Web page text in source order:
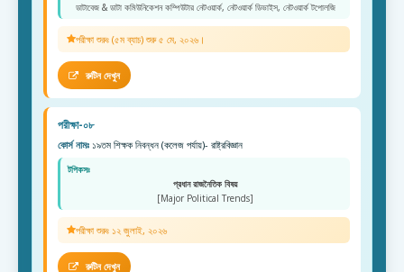
ডাটাবেজ & ডাটা কমিউনিকেশন কম্পিউটার নেটওয়ার্ক, নেটওয়ার্ক ডিভাইস, নেটওয়ার্ক টপোলজি
পরীক্ষা শুরুঃ (৫ম ব্যাচ) শুরু ৫ মে, ২০২৬।
রুটিন দেখুন
পরীক্ষা-০৮
কোর্স নামঃ ১৯তম শিক্ষক নিবন্ধন (কলেজ পর্যায়)- রাষ্ট্রবিজ্ঞান
টপিকসঃ
প্রধান রাজনৈতিক বিষয়
[Major Political Trends]
পরীক্ষা শুরুঃ ১২ জুলাই, ২০২৬
রুটিন দেখুন